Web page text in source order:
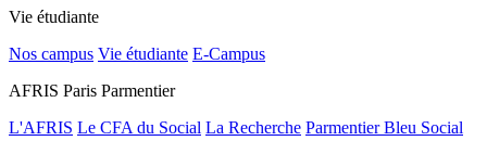
Vie étudiante
Nos campus Vie étudiante E-Campus
AFRIS Paris Parmentier
L'AFRIS Le CFA du Social La Recherche Parmentier Bleu Social